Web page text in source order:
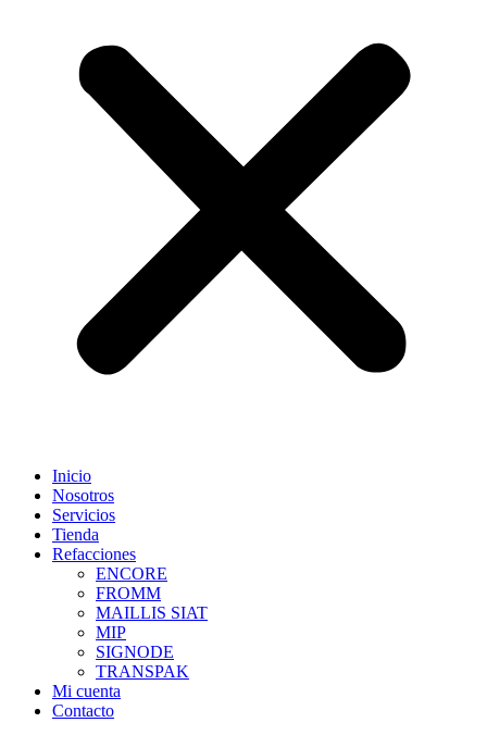
Inicio
Nosotros
Servicios
Tienda
Refacciones
ENCORE
FROMM
MAILLIS SIAT
MIP
SIGNODE
TRANSPAK
Mi cuenta
Contacto